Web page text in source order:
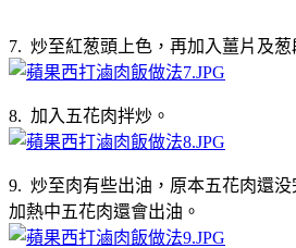
7. 炒至紅葱頭上色，再加入薑片及葱
8. 加入五花肉拌炒。
9. 炒至肉有些出油，原本五花肉還没
加熱中五花肉還會出油。